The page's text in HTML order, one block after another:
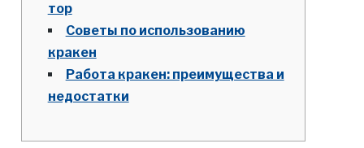
тор
Советы по использованию
кракен
Работа кракен: преимущества и
недостатки